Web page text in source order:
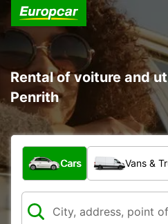
Rental of voiture and
Penrith
What type of vehicle?
Cars Vans &